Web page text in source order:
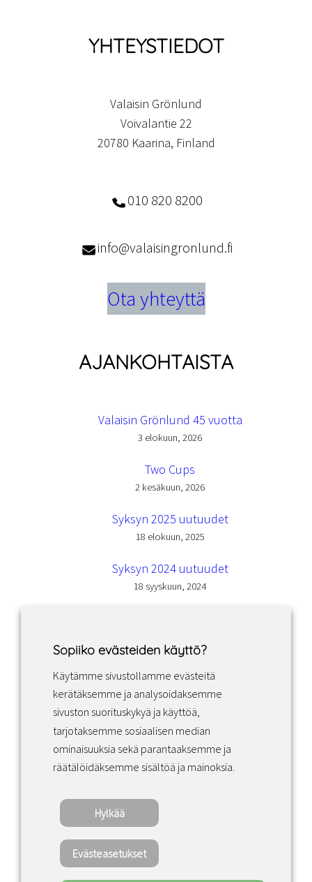
YHTEYSTIEDOT
Valaisin Grönlund
Voivalantie 22
20780 Kaarina, Finland
010 820 8200
info@valaisingronlund.fi
Ota yhteyttä
AJANKOHTAISTA
Valaisin Grönlund 45 vuotta
3 elokuun, 2026
Two Cups
2 kesäkuun, 2026
Syksyn 2025 uutuudet
18 elokuun, 2025
Syksyn 2024 uutuudet
18 syyskuun, 2024
Facebook Instagram LinkedIn
Sopimusehdot
Copyright ©2022 · Valaisin Grönlund
– All Rights Reserved
Sopiiko evästeiden käyttö?
Käytämme sivustollamme evästeitä
kerätäksemme ja analysoidaksemme
sivuston suorituskykyä ja käyttöä,
tarjotaksemme sosiaalisen median
ominaisuuksia sekä parantaaksemme ja
räätälöidäksemme sisältöä ja mainoksia.
Hylkää
Evästeasetukset